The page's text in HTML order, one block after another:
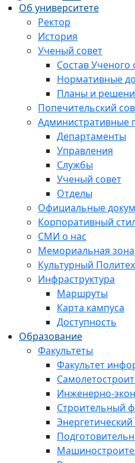
Об университете
Ректор
История
Ученый совет
Состав Ученого
Нормативные
Планы и
Попечительский
Административные
Департаменты
Управления
Службы
Ученый совет
Отделы
Официальные
Корпоративный
СМИ о нас
Мемориальная зона
Культурный Политех
Инфраструктура
Маршруты
Карта кампуса
Доступность
Образование
Факультеты
Факультет
Инженерно-
Строительный
Энергетический